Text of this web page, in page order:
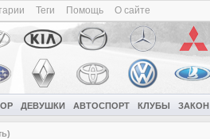
Теги Помощь О сайте
ДЕВУШКИ АВТОСПОРТ КЛУБЫ ЗАКОН